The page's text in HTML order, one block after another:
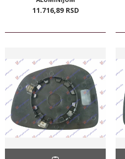
11.716,89 RSD